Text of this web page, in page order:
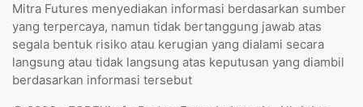
Mitra Futures menyediakan informasi berdasarkan sumber
yang terpercaya, namun tidak bertanggung jawab atas
segala bentuk risiko atau kerugian yang dialami secara
langsung atau tidak langsung atas keputusan yang diambil
berdasarkan informasi tersebut